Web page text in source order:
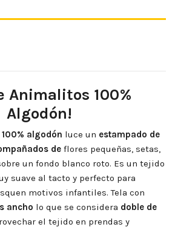
Animalitos 100%
Algodón!
100% algodón luce un estampado de
de flores pequeñas, setas,
un fondo blanco roto. Es un tejido
suave al tacto y perfecto para
motivos infantiles. Tela con
ancho lo que se considera doble de
el tejido en prendas y